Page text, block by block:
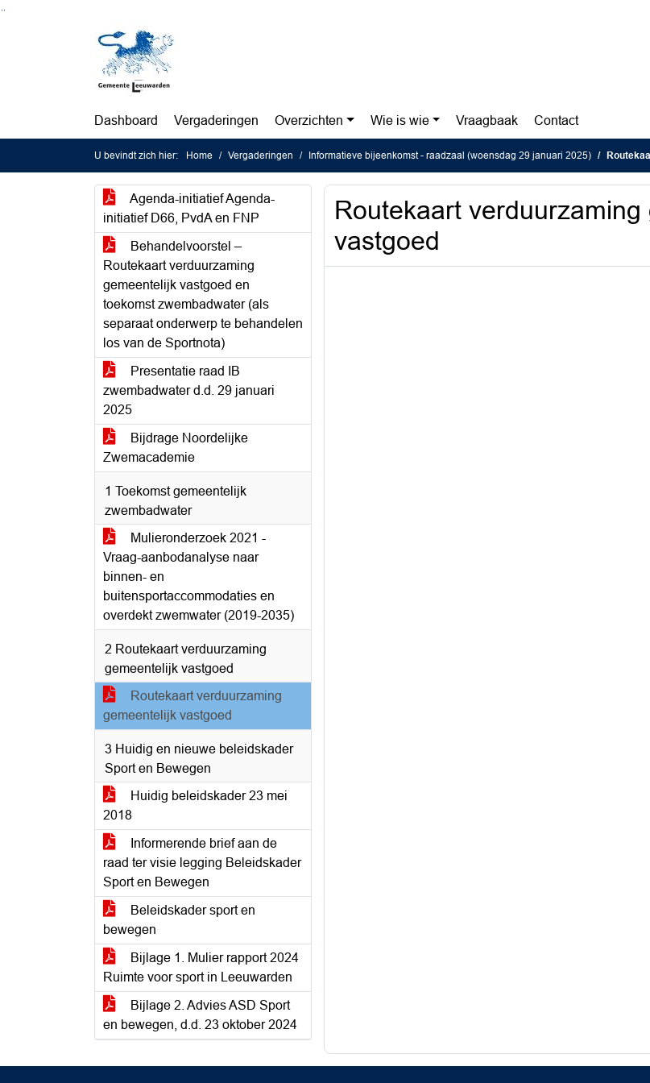
Dashboard Vergaderingen Overzichten Wie is wie Vraagbaak Contact
U bevindt zich hier: Home Vergaderingen Informatieve bijeenkomst - raadzaal (woensdag 29 januari 2025)
Agenda-initiatief Agenda-
initiatief D66, PvdA en FNP
Behandelvoorstel –
Routekaart verduurzaming
gemeentelijk vastgoed en
toekomst zwembadwater (als
separaat onderwerp te behandelen
los van de Sportnota)
Presentatie raad IB
zwembadwater d.d. 29 januari
2025
Bijdrage Noordelijke
Zwemacademie
1 Toekomst gemeentelijk
zwembadwater
Mulieronderzoek 2021 -
Vraag-aanbodanalyse naar
binnen- en
buitensportaccommodaties en
overdekt zwemwater (2019-2035)
2 Routekaart verduurzaming
gemeentelijk vastgoed
Routekaart verduurzaming
gemeentelijk vastgoed
3 Huidig en nieuwe beleidskader
Sport en Bewegen
Huidig beleidskader 23 mei
2018
Informerende brief aan de
raad ter visie legging Beleidskader
Sport en Bewegen
Beleidskader sport en
bewegen
Bijlage 1. Mulier rapport 2024
Ruimte voor sport in Leeuwarden
Bijlage 2. Advies ASD Sport
en bewegen, d.d. 23 oktober 2024
Routekaart verduurzaming
vastgoed